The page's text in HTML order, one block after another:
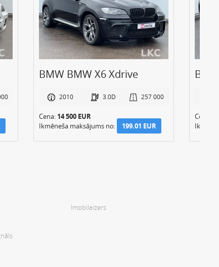
BMW BMW X6 Xdrive
2010 3.0D 257 000
Cena: 14 500 EUR
Ikmēneša maksājums no:
199.01 EUR
Cena:
Imobilaizers